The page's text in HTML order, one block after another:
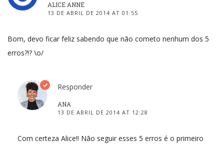
ALICE ANNE
13 DE ABRIL DE 2014 AT 01:55
Bom, devo ficar feliz sabendo que não cometo nenhum dos 5
erros?!? \o/
Responder
ANA
13 DE ABRIL DE 2014 AT 12:28
Com certeza Alice!! Não seguir esses 5 erros é o primeiro